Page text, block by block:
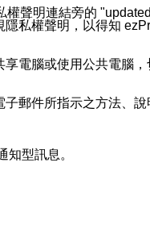
聲明連結旁的
私權聲明，以得知
電腦或使用公共電腦
郵件所指示之方法、
型訊息。